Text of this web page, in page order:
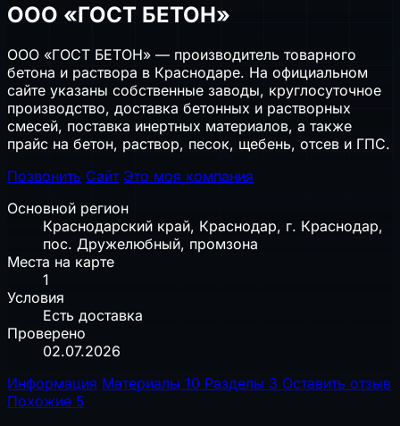
ООО «ГОСТ БЕТОН»
ООО «ГОСТ БЕТОН» — производитель товарного
бетона и раствора в Краснодаре. На официальном
сайте указаны собственные заводы, круглосуточное
производство, доставка бетонных и растворных
смесей, поставка инертных материалов, а также
прайс на бетон, раствор, песок, щебень, отсев и ГПС.
Позвонить Сайт Это моя компания
Основной регион
Краснодарский край, Краснодар, г. Краснодар,
пос. Дружелюбный, промзона
Места на карте
1
Условия
Есть доставка
Проверено
02.07.2026
Информация Материалы 10 Разделы 3 Оставить отзыв
Похожие 5